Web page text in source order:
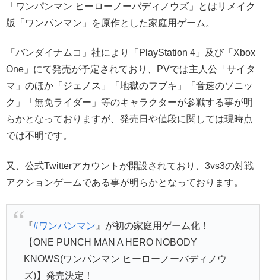
「ワンパンマン ヒーローノーバディノウズ」とはリメイク
版「ワンパンマン」を原作とした家庭用ゲーム。
「バンダイナムコ」社により「PlayStation 4」及び「Xbox
One」にて発売が予定されており、PVでは主人公「サイタ
マ」のほか「ジェノス」「地獄のフブキ」「音速のソニッ
ク」「無免ライダー」等のキャラクターが参戦する事が明
らかとなっておりますが、発売日や値段に関しては現時点
では不明です。
又、公式Twitterアカウントが開設されており、3vs3の対戦
アクションゲームである事が明らかとなっております。
『#ワンパンマン』が初の家庭用ゲーム化！
【ONE PUNCH MAN A HERO NOBODY
KNOWS(ワンパンマン ヒーローノーバディノウ
ズ)】発売決定！